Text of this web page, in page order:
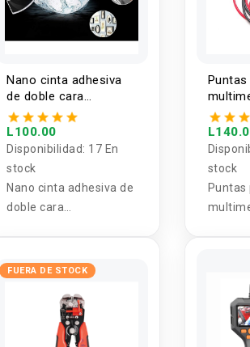
Nano cinta adhesiva
de doble cara
transparente 20 x
3mm
L100.00
Disponibilidad: 17 En
stock
Nano cinta adhesiva de
doble cara
Puntas
stock
Puntas
FUERA DE STOCK